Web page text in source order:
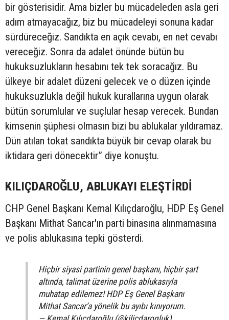
bir gösterisidir. Ama bizler bu mücadeleden asla geri
adım atmayacağız, biz bu mücadeleyi sonuna kadar
sürdüreceğiz. Sandıkta en açık cevabı, en net cevabı
vereceğiz. Sonra da adalet önünde bütün bu
hukuksuzlukların hesabını tek tek soracağız. Bu
ülkeye bir adalet düzeni gelecek ve o düzen içinde
hukuksuzlukla değil hukuk kurallarına uygun olarak
bütün sorumlular ve suçlular hesap verecek. Bundan
kimsenin şüphesi olmasın bizi bu ablukalar yıldıramaz.
Dün atılan tokat sandıkta büyük bir cevap olarak bu
iktidara geri dönecektir” diye konuştu.
KILIÇDAROĞLU, ABLUKAYI ELEŞTİRDİ
CHP Genel Başkanı Kemal Kılıçdaroğlu, HDP Eş Genel
Başkanı Mithat Sancar'ın parti binasına alınmamasına
ve polis ablukasına tepki gösterdi.
Hiçbir siyasi partinin genel başkanı, hiçbir şart
altında, talimat üzerine polis ablukasıyla
muhatap edilemez! HDP Eş Genel Başkanı
Mithat Sancar’a yönelik bu ayıbı kınıyorum.